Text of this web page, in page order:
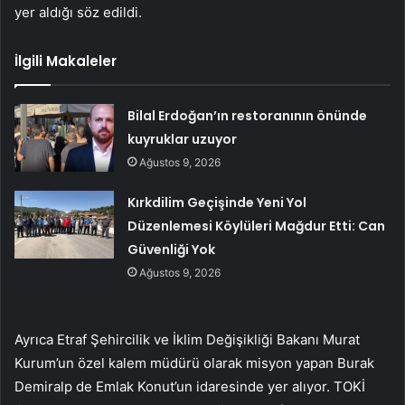
yer aldığı söz edildi.
İlgili Makaleler
Bilal Erdoğan’ın restoranının önünde
kuyruklar uzuyor
Ağustos 9, 2026
Kırkdilim Geçişinde Yeni Yol
Düzenlemesi Köylüleri Mağdur Etti: Can
Güvenliği Yok
Ağustos 9, 2026
Ayrıca Etraf Şehircilik ve İklim Değişikliği Bakanı Murat
Kurum’un özel kalem müdürü olarak misyon yapan Burak
Demiralp de Emlak Konut’un idaresinde yer alıyor. TOKİ